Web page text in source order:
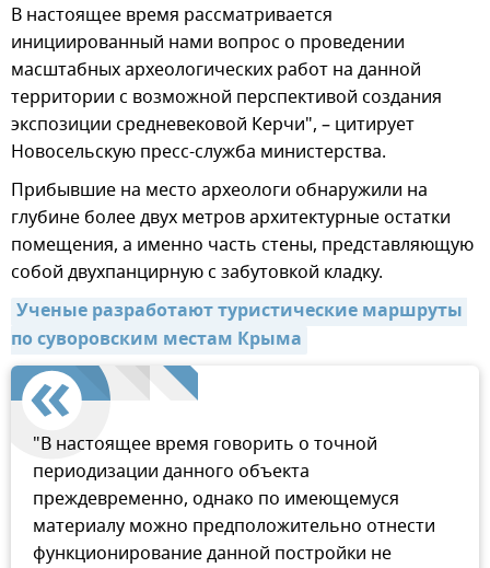
В настоящее время рассматривается
инициированный нами вопрос о проведении
масштабных археологических работ на данной
территории с возможной перспективой создания
экспозиции средневековой Керчи", – цитирует
Новосельскую пресс-служба министерства.
Прибывшие на место археологи обнаружили на
глубине более двух метров архитектурные остатки
помещения, а именно часть стены, представляющую
собой двухпанцирную с забутовкой кладку.
Ученые разработают туристические маршруты
по суворовским местам Крыма
"В настоящее время говорить о точной
периодизации данного объекта
преждевременно, однако по имеющемуся
материалу можно предположительно отнести
функционирование данной постройки не